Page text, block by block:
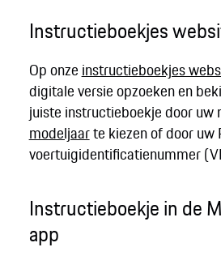
Instructieboekjes
Op onze instructieboekjes
digitale versie opzoeken en
juiste instructieboekje door uw
modeljaarte kiezen of door uw
voertuigidentificatienummer
Instructieboekje in de
app